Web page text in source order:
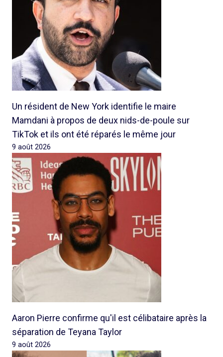
Un résident de New York identifie le maire
Mamdani à propos de deux nids-de-poule sur
TikTok et ils ont été réparés le même jour
9 août 2026
Aaron Pierre confirme qu'il est célibataire après la
séparation de Teyana Taylor
9 août 2026